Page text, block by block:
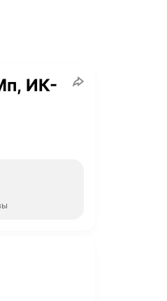
ИК-